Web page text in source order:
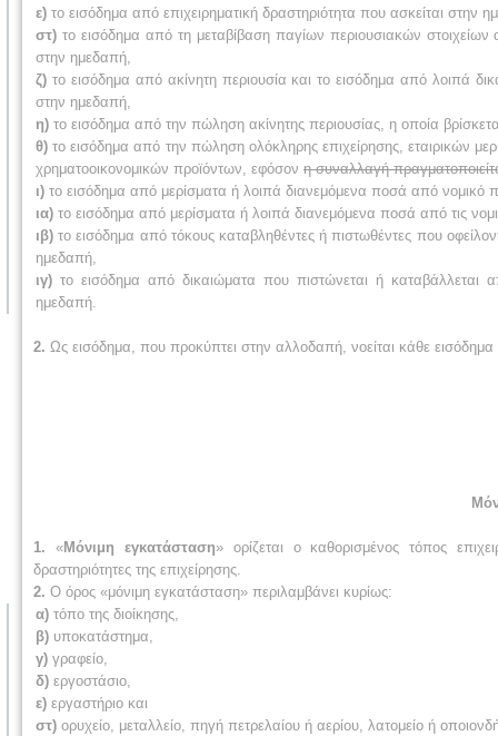
ε) το εισόδημα από επιχειρηματική δραστηριότητα που ασκείται στην
στ) το εισόδημα από τη μεταβίβαση παγίων περιουσιακών
στην ημεδαπή,
ζ) το εισόδημα από ακίνητη περιουσία και το εισόδημα από λοιπά
στην ημεδαπή,
η) το εισόδημα από την πώληση ακίνητης περιουσίας, η οποία
θ) το εισόδημα από την πώληση ολόκληρης επιχείρησης, εταιρικών
χρηματοοικονομικών προϊόντων, εφόσον η συναλλαγή
ι) το εισόδημα από μερίσματα ή λοιπά διανεμόμενα ποσά από νομικό
ια) το εισόδημα από μερίσματα ή λοιπά διανεμόμενα ποσά από τις
ιβ) το εισόδημα από τόκους καταβληθέντες ή πιστωθέντες που
ημεδαπή,
ιγ) το εισόδημα από δικαιώματα που πιστώνεται ή καταβάλλεται
ημεδαπή
2. Ως εισόδημα, που προκύπτει στην αλλοδαπή, νοείται κάθε
1. «Μόνιμη εγκατάσταση» ορίζεται ο καθορισμένος τόπος
δραστηριότητες της επιχείρησης.
2. Ο όρος «μόνιμη εγκατάσταση» περιλαμβάνει κυρίως:
α) τόπο της διοίκησης,
β) υποκατάστημα,
γ) γραφείο,
δ) εργοστάσιο,
ε) εργαστήριο και
στ) ορυχείο, μεταλλείο, πηγή πετρελαίου ή αερίου, λατομείο ή